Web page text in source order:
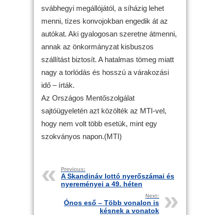
svábhegyi megállójától, a síházig lehet
menni, tízes konvojokban engedik át az
autókat. Aki gyalogosan szeretne átmenni,
annak az önkormányzat kisbuszos
szállítást biztosít. A hatalmas tömeg miatt
nagy a torlódás és hosszú a várakozási
idő – írták.
Az Országos Mentőszolgálat
sajtóügyeletén azt közölték az MTI-vel,
hogy nem volt több esetük, mint egy
szokványos napon.(MTI)
Previous:
A Skandináv lottó nyerőszámai és
nyereményei a 49. héten
Next:
Ónos eső – Több vonalon is
késnek a vonatok